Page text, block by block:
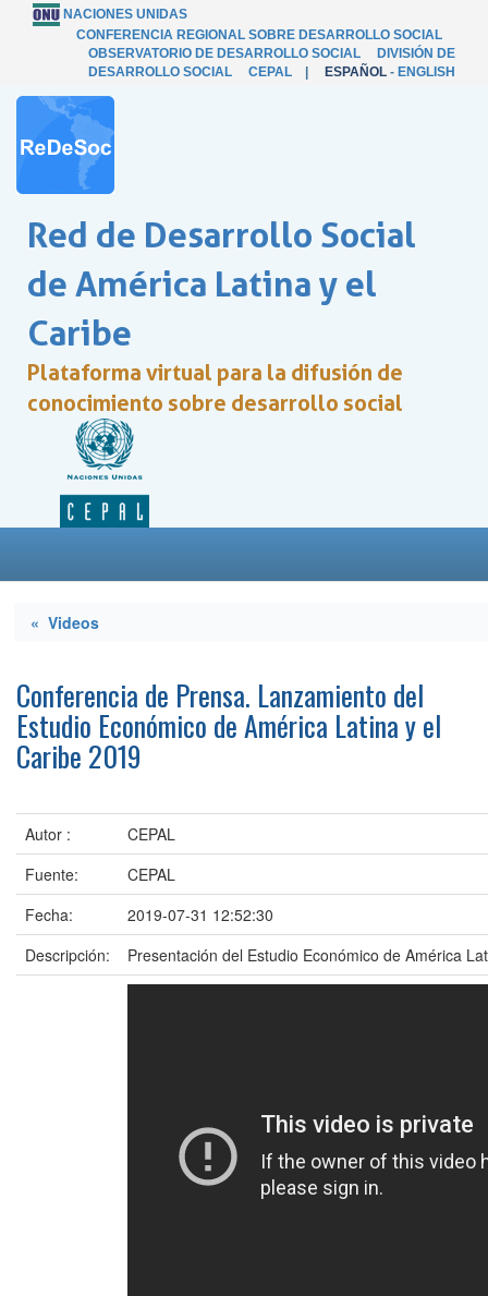
NACIONES UNIDAS
CONFERENCIA REGIONAL SOBRE DESARROLLO SOCIAL
OBSERVATORIO DE DESARROLLO SOCIAL
DIVISIÓN DE
DESARROLLO SOCIAL
CEPAL ESPAÑOL - ENGLISH
Red de Desarrollo Social
de América Latina y el
Caribe
Plataforma virtual para la difusión de
conocimiento sobre desarrollo social
« Videos
Conferencia de Prensa. Lanzamiento del
Estudio Económico de América Latina y el
Caribe 2019
Autor :
CEPAL
Fuente:
CEPAL
Fecha:
2019-07-31 12:52:30
Descripción:
Presentación del Estudio Económico de América